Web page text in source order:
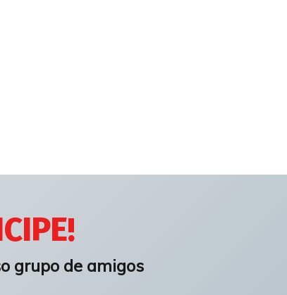
grupo de amigos